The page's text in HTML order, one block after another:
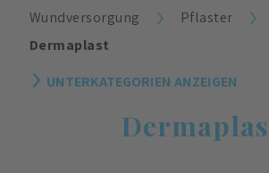
Wundversorgung
Pflaster
Dermaplast
UNTERKATEGORIEN ANZEIGEN